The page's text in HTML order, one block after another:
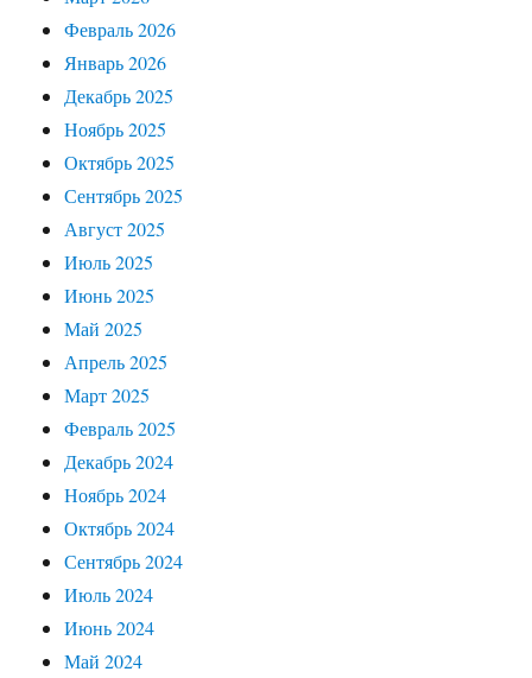
Февраль 2026
Январь 2026
Декабрь 2025
Ноябрь 2025
Октябрь 2025
Сентябрь 2025
Август 2025
Июль 2025
Июнь 2025
Май 2025
Апрель 2025
Март 2025
Февраль 2025
Декабрь 2024
Ноябрь 2024
Октябрь 2024
Сентябрь 2024
Июль 2024
Июнь 2024
Май 2024